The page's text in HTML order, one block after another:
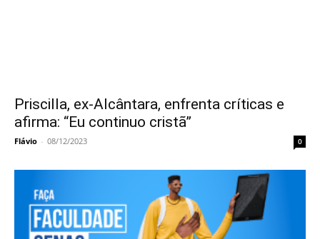
Priscilla, ex-Alcântara, enfrenta críticas e
afirma: “Eu continuo cristã”
Flávio - 08/12/2023 0